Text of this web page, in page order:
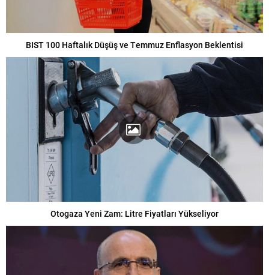
BIST 100 Haftalık Düşüş ve Temmuz Enflasyon Beklentisi
Otogaza Yeni Zam: Litre Fiyatları Yükseliyor